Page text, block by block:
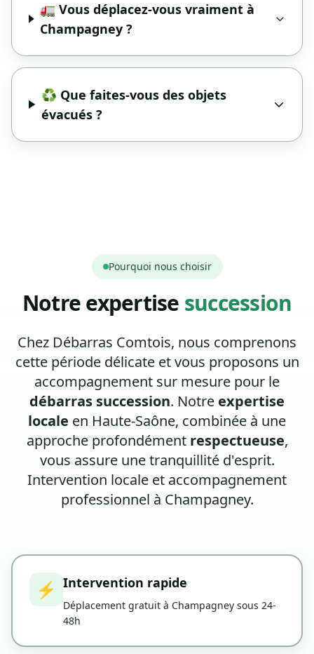
🚛 Vous déplacez-vous vraiment à
Champagney ?
♻️ Que faites-vous des objets
évacués ?
Pourquoi nous choisir
Notre expertise succession
Chez Débarras Comtois, nous comprenons
cette période délicate et vous proposons un
accompagnement sur mesure pour le
débarras succession. Notre expertise
locale en Haute-Saône, combinée à une
approche profondément respectueuse,
vous assure une tranquillité d'esprit.
Intervention locale et accompagnement
professionnel à Champagney.
⚡ Intervention rapide
Déplacement gratuit à Champagney sous 24-
48h